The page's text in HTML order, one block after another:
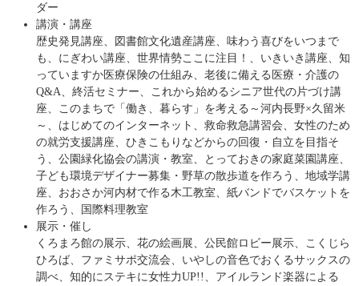
ダー
講演・講座
歴史発見講座、図書館文化遺産講座、味わう喜びをいつまで
も、にぎわい講座、世界情勢ここに注目！、いきいき講座、知
っていますか医療保険の仕組み、老後に備える医療・介護の
Q&A、終活セミナー、これから始めるシニア世代の片づけ講
座、このまちで「働き、暮らす」を考える～河内長野×久留米
～、はじめてのインターネット、救命救急講習会、女性のため
の就労支援講座、ひきこもりなどからの回復・自立を目指そ
う、公園緑化協会の講演・教室、とっておきの家庭菜園講座、
子ども環境デザイナー募集・野草の散歩道を作ろう、地域学講
座、おおさか河内材で作る木工教室、紙バンドでバスケットを
作ろう、国際料理教室
展示・催し
くろまろ館の展示、花の絵画展、公民館ロビー展示、こくじら
ひろば、ファミサポ交流会、いやしの音色でおくるサックスの
調べ、知的にステキに女性力UP!!、アイルランド楽器による